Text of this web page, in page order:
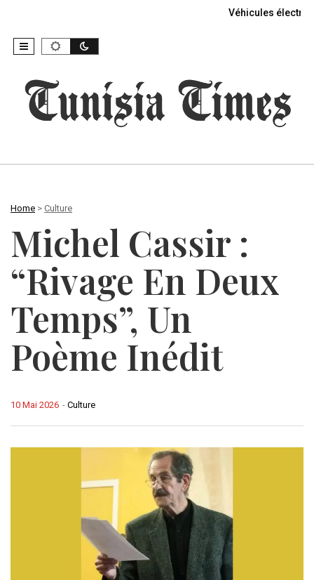
Véhicules
Home > Culture
Michel Cassir :
“Rivage En Deux
Temps”, Un
Poème Inédit
- Culture
10 Mai 2026